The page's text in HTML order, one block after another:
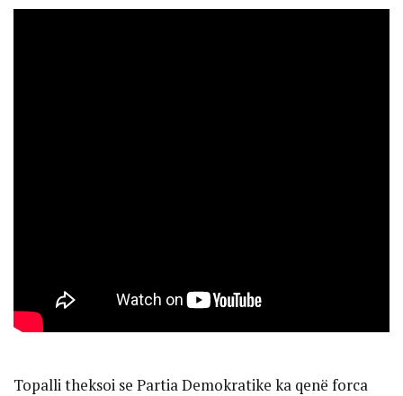
Topalli theksoi se Partia Demokratike ka qenë forca